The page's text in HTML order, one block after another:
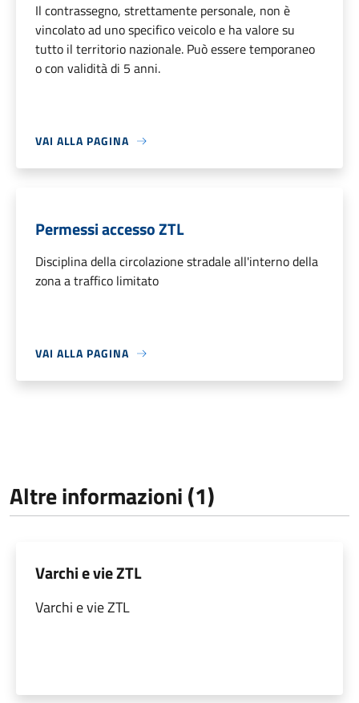
Il contrassegno, strettamente personale, non è
vincolato ad uno specifico veicolo e ha valore su
tutto il territorio nazionale. Può essere temporaneo
o con validità di 5 anni.
VAI ALLA PAGINA
Permessi accesso ZTL
Disciplina della circolazione stradale all'interno della
zona a traffico limitato
VAI ALLA PAGINA
Altre informazioni (1)
Varchi e vie ZTL
Varchi e vie ZTL